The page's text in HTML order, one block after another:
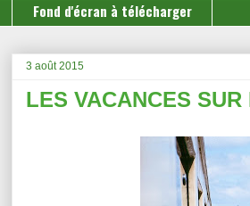
Fond d'écran à télécharger
3 août 2015
LES VACANCES